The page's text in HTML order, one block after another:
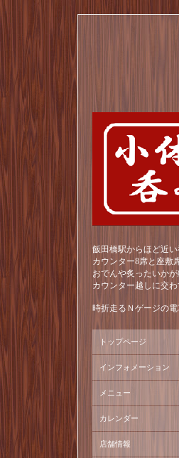
飯田橋駅からほど近
カウンター8席と座敷
おでんや炙ったいか
カウンター越しに交
時折走るＮゲージの
トップページ
インフォメーション
メニュー
カレンダー
店舗情報